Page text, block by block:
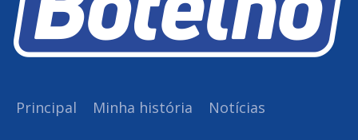
Principal Minha história Notícias